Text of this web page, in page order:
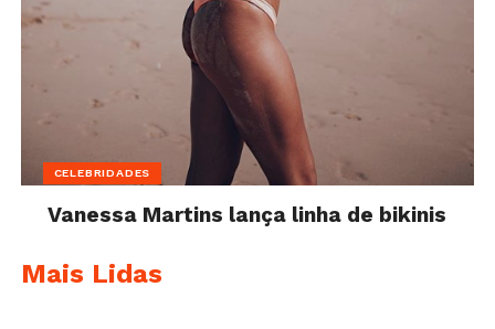
CELEBRIDADES
Vanessa Martins lança linha de bikinis
Mais Lidas